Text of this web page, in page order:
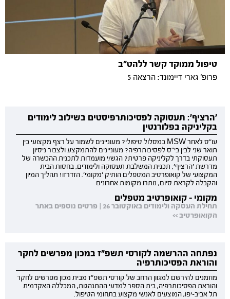
טיפול ממוקד קשר ללהט"ב
פרופ' גארי דיימונד: הרצאה 5
'הרציף': תעסוקה לפסיכותרפיסטים בשילוב לימודים
בקליניקה בפלורנטין
עו"ס לאחר MSW במסלול טיפולי? מעוניינים לשמור על רצף מקצועי בין
תואר שני לבין בי"ס לפסיכותרפיה? מעוניינים להתמקצע ולצבור ניסיון
תעסוקתי בדרך לקליניקה פרטית? הגש/י מועמדות לתכנית ההכשרה של
מדרשת 'הרציף', תכנית המשלבת תעסוקה ולימודים, בחסות הבית
המקצועי של קואופרטיב המטפלים הותיק 'מקומי'. הזדרזו! תהליך המיון
והקבלה לקראת סיום, נותרו מקומות אחרונים
מקומי - קואופרטיב מטפלים
תחילת העסקה ולימודים באוקטובר 26 | פרטים נוספים באתר
הקואופרטיב >>
נפתחה ההרשמה לקורסי תשפ"ז במכון מפרשים לחקר
והוראת הפסיכותרפיה
מוזמנים להירשם למגוון הרחב של קורסי תשפ"ז מבית מכון מפרשים לחקר
והוראת הפסיכותרפיה, בית הספר למדעי ההתנהגות, המכללה האקדמית
תל אביב-יפו, המוצעים לאנשי מקצוע בתחומי הטיפול.